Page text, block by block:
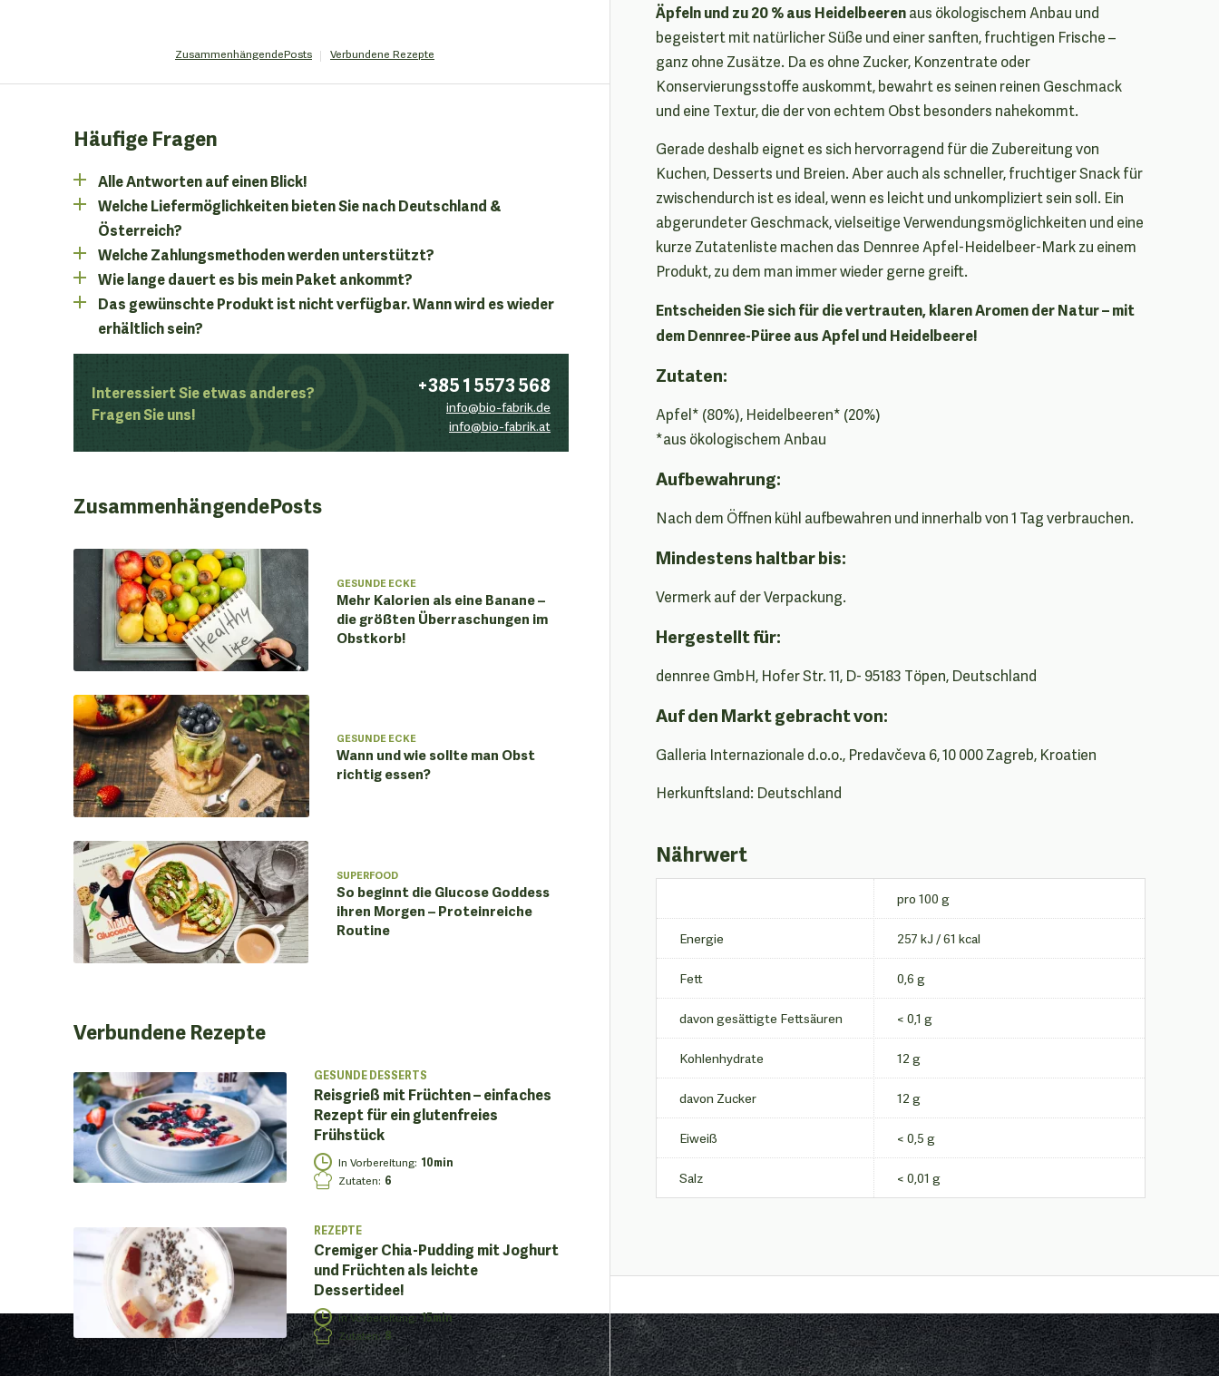
ZusammenhängendePosts Verbundene Rezepte
Häufige Fragen
Alle Antworten auf einen Blick!
Welche Liefermöglichkeiten bieten Sie nach Deutschland &
Österreich?
Welche Zahlungsmethoden werden unterstützt?
Wie lange dauert es bis mein Paket ankommt?
Das gewünschte Produkt ist nicht verfügbar. Wann wird es wieder
erhältlich sein?
Interessiert Sie etwas anderes?
Fragen Sie uns!
+385 1 5573 568
info@bio-fabrik.de
info@bio-fabrik.at
ZusammenhängendePosts
GESUNDE ECKE
Mehr Kalorien als eine Banane –
die größten Überraschungen im
Obstkorb!
GESUNDE ECKE
Wann und wie sollte man Obst
richtig essen?
SUPERFOOD
So beginnt die Glucose Goddess
ihren Morgen – Proteinreiche
Routine
VerbundeneRezepte
GESUNDE DESSERTS
Reisgrieß mit Früchten – einfaches
Rezept für ein glutenfreies
Frühstück
In Vorbereitung: 10min
Zutaten: 6
REZEPTE
Cremiger Chia-Pudding mit Joghurt
und Früchten als leichte
Dessertidee!
In Vorbereitung: 15min
Zutaten: 8
Äpfeln und zu 20 % aus Heidelbeerenaus ökologischem Anbau und
begeistert mit natürlicher Süße und einer sanften, fruchtigen Frische –
ganz ohne Zusätze. Da es ohne Zucker, Konzentrate oder
Konservierungsstoffe auskommt, bewahrt es seinen reinen Geschmack
und eine Textur, die der von echtem Obst besonders nahekommt.
Gerade deshalb eignet es sich hervorragend für die Zubereitung von
Kuchen, Desserts und Breien. Aber auch als schneller, fruchtiger Snack für
zwischendurch ist es ideal, wenn es leicht und unkompliziert sein soll. Ein
abgerundeter Geschmack, vielseitige Verwendungsmöglichkeiten und eine
kurze Zutatenliste machen das Dennree Apfel-Heidelbeer-Mark zu einem
Produkt, zu dem man immer wieder gerne greift.
Entscheiden Sie sich für die vertrauten, klaren Aromen der Natur – mit
dem Dennree-Püree aus Apfel und Heidelbeere!
Zutaten:
Apfel* (80%), Heidelbeeren* (20%)
*aus ökologischem Anbau
Aufbewahrung:
Nach dem Öffnen kühl aufbewahren und innerhalb von 1 Tag verbrauchen.
Mindestens haltbar bis:
Vermerk auf der Verpackung.
Hergestellt für:
dennree GmbH, Hofer Str. 11, D- 95183 Töpen, Deutschland
Auf den Markt gebracht von:
Galleria Internazionale d.o.o., Predavčeva 6, 10 000 Zagreb, Kroatien
Herkunftsland: Deutschland
Nährwert
pro 100 g
Energie 257 kJ / 61 kcal
Fett 0,6 g
davon gesättigte Fettsäuren < 0,1 g
Kohlenhydrate 12 g
davon Zucker 12 g
Eiweiß < 0,5 g
Salz < 0,01 g